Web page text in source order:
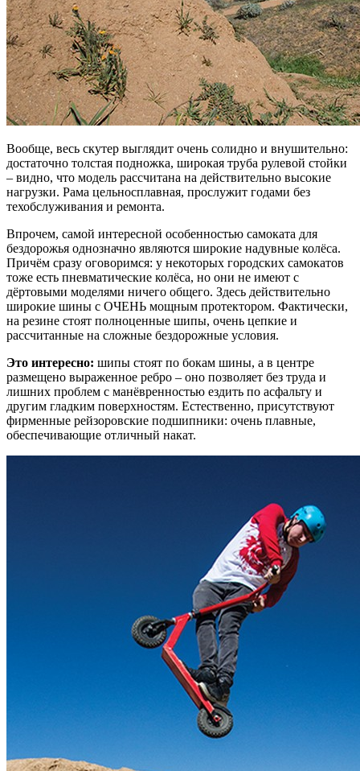
Вообще, весь скутер выглядит очень солидно и внушительно:
достаточно толстая подножка, широкая труба рулевой стойки
– видно, что модель рассчитана на действительно высокие
нагрузки. Рама цельносплавная, прослужит годами без
техобслуживания и ремонта.
Впрочем, самой интересной особенностью самоката для
бездорожья однозначно являются широкие надувные колёса.
Причём сразу оговоримся: у некоторых городских самокатов
тоже есть пневматические колёса, но они не имеют с
дёртовыми моделями ничего общего. Здесь действительно
широкие шины с ОЧЕНЬ мощным протектором. Фактически,
на резине стоят полноценные шипы, очень цепкие и
рассчитанные на сложные бездорожные условия.
Это интересно: шипы стоят по бокам шины, а в центре
размещено выраженное ребро – оно позволяет без труда и
лишних проблем с манёвренностью ездить по асфальту и
другим гладким поверхностям. Естественно, присутствуют
фирменные рейзоровские подшипники: очень плавные,
обеспечивающие отличный накат.